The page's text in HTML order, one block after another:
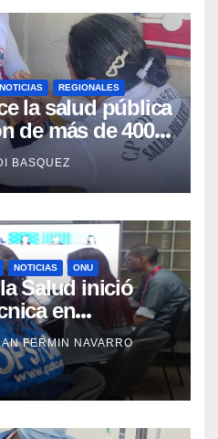
NOTICIAS REGIONALES
la salud pública
de más de 400
de
BASQUEZ
NOTICIAS ONU
Salud inició
en
junto a la
de la
FERMIN NAVARRO